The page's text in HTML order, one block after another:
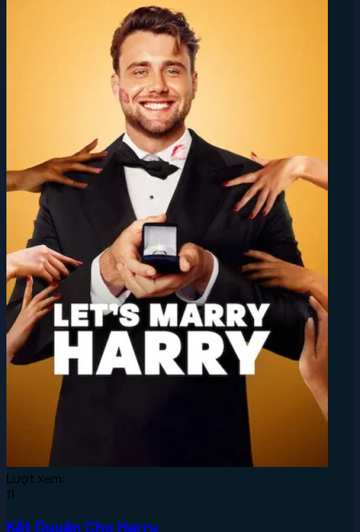
Lượt xem:
11
Kết Duyên Cho Harry